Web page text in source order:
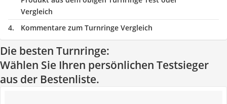
Vergleich
Kommentare zum Turnringe Vergleich
Die besten Turnringe:
Wählen Sie Ihren persönlichen Testsieger
aus der Bestenliste.